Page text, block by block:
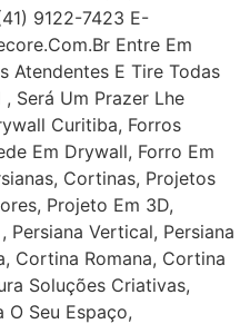
9122-7423 E-
Entre Em
Atendentes E Tire Todas
Será Um Prazer Lhe
Curitiba, Forros
Em Drywall, Forro Em
Cortinas, Projetos
Projeto Em 3D,
Persiana Vertical, Persiana
Cortina Romana, Cortina
Soluções Criativas,
O Seu Espaço,